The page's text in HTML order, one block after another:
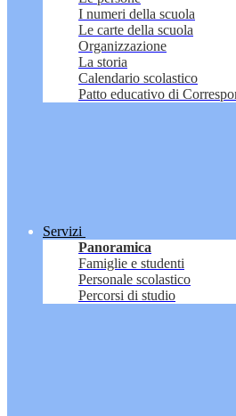
I numeri della scuola
Le carte della scuola
Organizzazione
La storia
Calendario scolastico
Patto educativo di
Servizi
Panoramica
Famiglie e studenti
Personale scolastico
Percorsi di studio